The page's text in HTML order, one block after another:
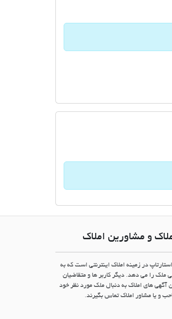
و مشاورین املاک
در زمینه املاک اینترنتی است که به
ملک را می دهد. دیگر کاربر ها و متقاضیان
آگهی های املاک به دنبال ملک مورد نظر خود
و یا مشاور املاک تماس بگیرند.